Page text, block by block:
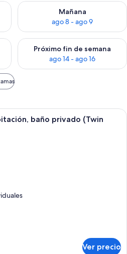
hoy ago 7 - ago 8
Mañana
ago 8 - ago 9
Consulta la disponibilidad
este fin de semana ago 7 -
Próximo fin de semana
ago 14 - ago 16
Consulta la disponibilidad
Suite estudio Grand, 1 habitación,
baño privado (Twin
Ver precio